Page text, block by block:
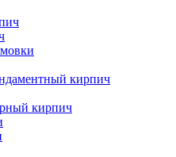
кирпич
кирпич